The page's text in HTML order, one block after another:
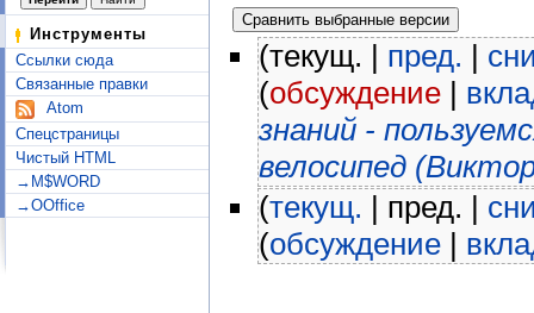
Инструменты
Ссылки сюда
Связанные правки
Atom
Спецстраницы
Чистый HTML
→M$WORD
→OOffice
(текущ. | пред. |
(обсуждение|
знаний -
велосипед
(текущ. | пред. |
(обсуждение|